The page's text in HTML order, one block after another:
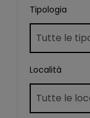
Tipologia
Località